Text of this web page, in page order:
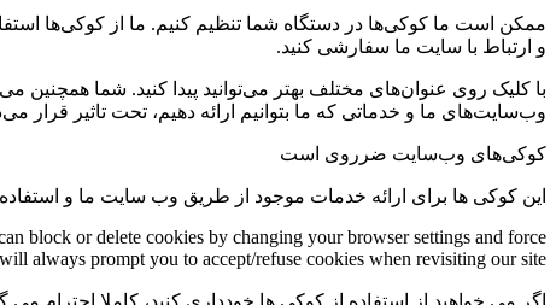
ممکن است ما کوکی‌ها در دستگاه شما تنظیم کنیم. ما از کوکی‌ها
و ارتباط با سایت ما سفارشی کنید.
با کلیک روی عنوان‌های مختلف بهتر می‌توانید پیدا کنید. شما همچنین
وب‌سایت‌های ما و خدماتی که ما بتوانیم ارائه دهیم، تحت تاثیر قرار
کوکی‌های وب‌سایت ضرروی است
این کوکی ها برای ارائه خدمات موجود از طریق وب سایت ما و
block or delete cookies by changing your browser settings and force
always prompt you to accept/refuse cookies when revisiting our site.
اگر می خواهید از استفاده از کوکی ها خودداری کنید، کاملا احترام